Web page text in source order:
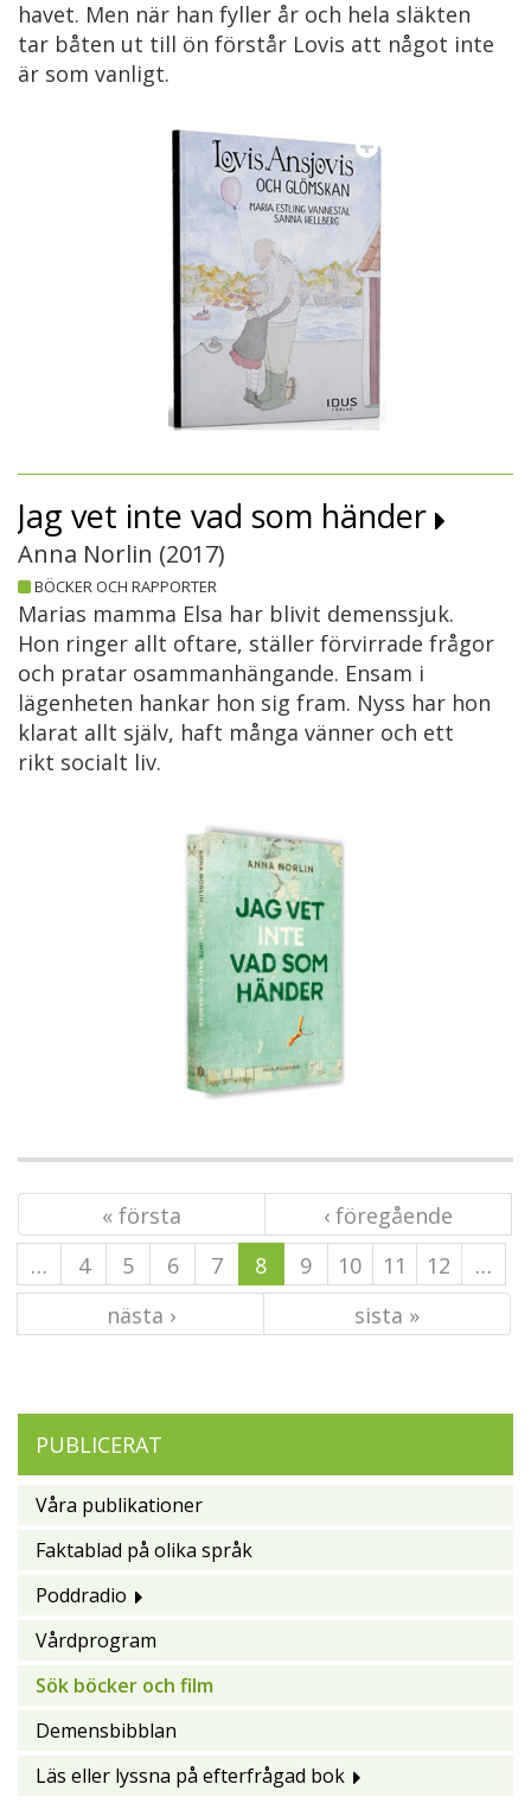
havet. Men när han fyller år och hela släkten
tar båten ut till ön förstår Lovis att något inte
är som vanligt.
Jag vet inte vad som händer
Anna Norlin (2017)
BÖCKER OCH RAPPORTER
Marias mamma Elsa har blivit demenssjuk.
Hon ringer allt oftare, ställer förvirrade frågor
och pratar osammanhängande. Ensam i
lägenheten hankar hon sig fram. Nyss har hon
klarat allt själv, haft många vänner och ett
rikt socialt liv.
« första
‹ föregående
…
4 5 6 7 8 9 10 11 12
…
nästa ›
sista »
PUBLICERAT
Våra publikationer
Faktablad på olika språk
Poddradio
Vårdprogram
Sök böcker och film
Demensbibblan
Läs eller lyssna på efterfrågad bok